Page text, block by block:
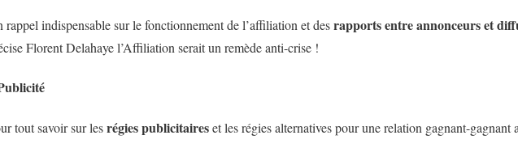
rappel indispensable sur le fonctionnement de l’affiliation et desrapports entre annonceurs et
Florent Delahaye l’Affiliation serait un remède anti-crise !
tout savoir sur lesrégies publicitaireset les régies alternatives pour une relation gagnant-gagnant